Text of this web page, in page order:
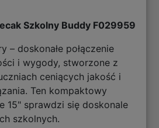
Szkolny Buddy F029959
– doskonałe połączenie
i wygody, stworzone z
ceniących jakość i
Ten kompaktowy
15" sprawdzi się doskonale
szkolnych.